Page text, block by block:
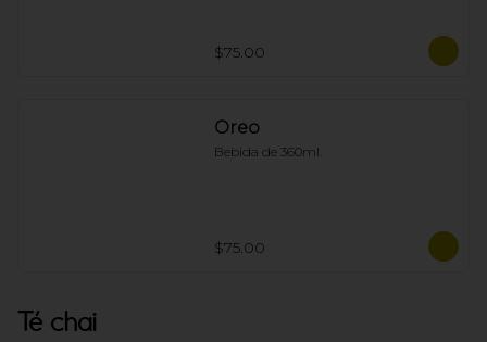
$75.00
Oreo
Bebida de 360ml.
$75.00
Té chai